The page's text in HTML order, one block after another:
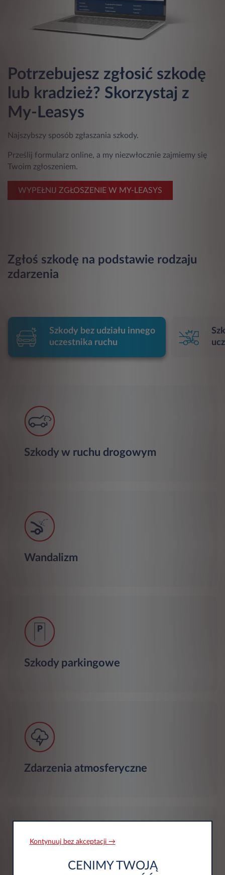
Potrzebujesz zgłosić szkodę
lub kradzież? Skorzystaj z
My-Leasys
Najszybszy sposób zgłaszania szkody.
Prześlij formularz online, a my niezwłocznie zajmiemy się
Twoim zgłoszeniem.
WYPEŁNIJ ZGŁOSZENIE W MY-LEASYS
Zgłoś szkodę na podstawie rodzaju
zdarzenia
Szkody bez udziału innego
uczestnika ruchu
Szkody w ruchu drogowym
Wandalizm
Szkody parkingowe
Zdarzenia atmosferyczne
Kontynuuj bez akceptacji →
CENIMY TWOJĄ